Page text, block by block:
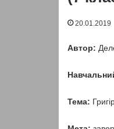
20.01.2019
Автор:
Тема: